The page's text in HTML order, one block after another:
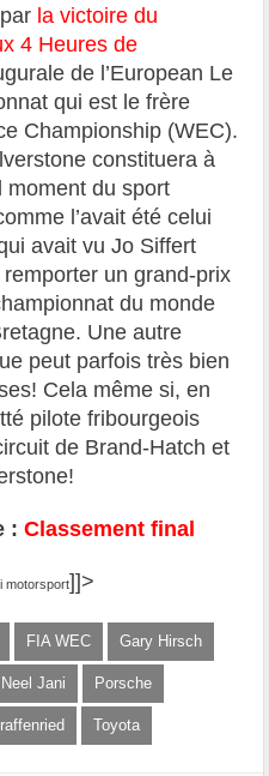
la victoire du
4 Heures de
de l’European Le
qui est le frère
Championship (WEC).
constituera à
moment du sport
l’avait été celui
avait vu Jo Siffert
un grand-prix
du monde
Une autre
peut parfois très bien
Cela même si, en
pilote fribourgeois
de Brand-Hatch et
:Classement final
motorsport]]>
FIA WEC Gary Hirsch
Neel Jani Porsche
Toyota